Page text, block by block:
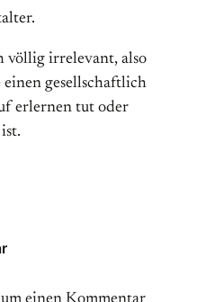
völlig irrelevant, also
einen gesellschaftlich
erlernen tut oder